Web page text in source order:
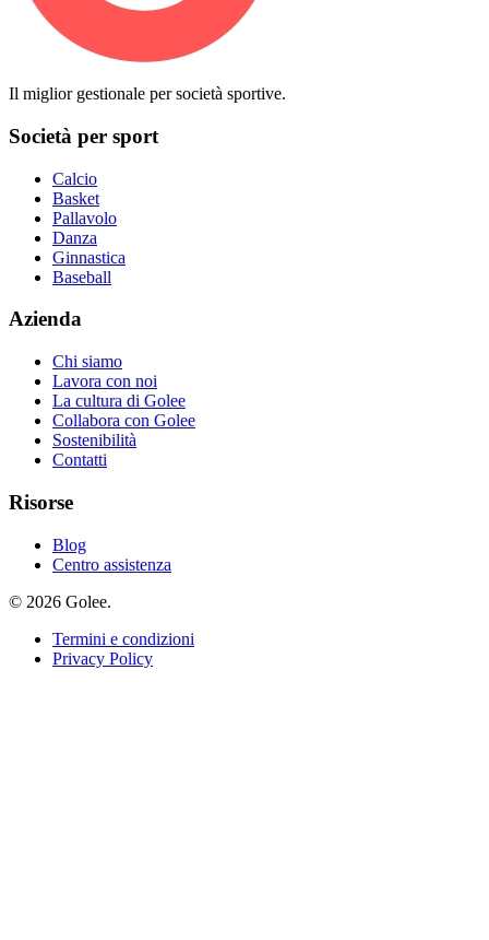
Il miglior gestionale per società sportive.
Società per sport
Calcio
Basket
Pallavolo
Danza
Ginnastica
Baseball
Azienda
Chi siamo
Lavora con noi
La cultura di Golee
Collabora con Golee
Sostenibilità
Contatti
Risorse
Blog
Centro assistenza
© 2026 Golee.
Termini e condizioni
Privacy Policy